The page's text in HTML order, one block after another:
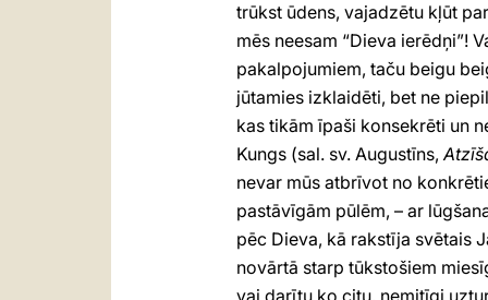
trūkst ūdens, vajadzētu kļūt
mēs neesam “Dieva ierēdņi”!
pakalpojumiem, taču beigu
jūtamies izklaidēti, bet ne
kas tikām īpaši konsekrēti un
Kungs (sal. sv. Augustīns,
nevar mūs atbrīvot no
pastāvīgām pūlēm, – ar
pēc Dieva, kā rakstīja svētais
novārtā starp tūkstošiem
vai darītu ko citu, nemitīgi